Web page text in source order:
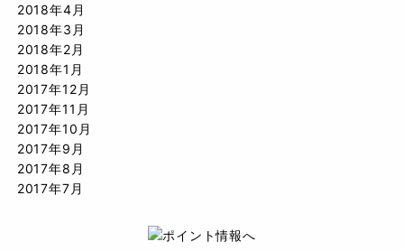
2018年4月
2018年3月
2018年2月
2018年1月
2017年12月
2017年11月
2017年10月
2017年9月
2017年8月
2017年7月